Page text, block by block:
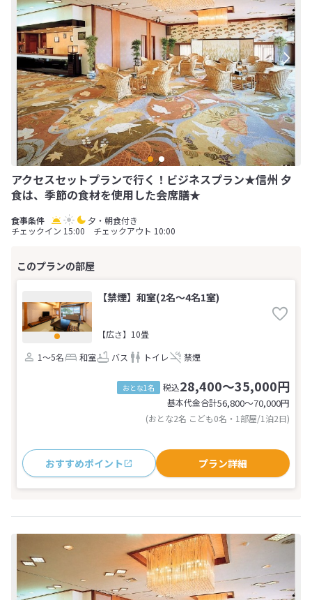
アクセスセットプランで行く！ビジネスプラン★信州 夕
食は、季節の食材を使用した会席膳★
夕・朝食付き
チェックイン 15:00 チェックアウト 10:00
【禁煙】和室(2名～4名1室)
【広さ】10畳
1～5名
和室 バス トイレ 禁煙
おとな1名 税込28,400～35,000円
基本代金合計56,800〜70,000円
(おとな2名 こども0名・1部屋/1泊2日)
おすすめポイント プラン詳細